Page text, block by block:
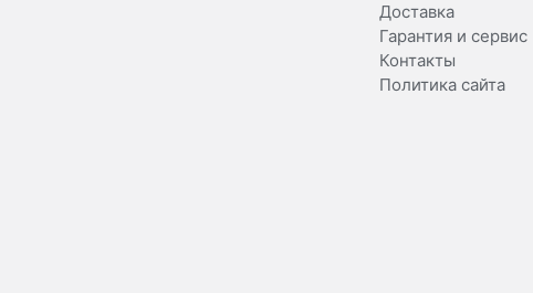
Доставка
Гарантия и сервис
Контакты
Политика сайта